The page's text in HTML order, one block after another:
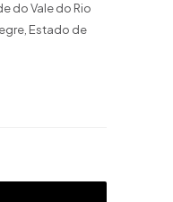
do Vale do Rio
Estado de